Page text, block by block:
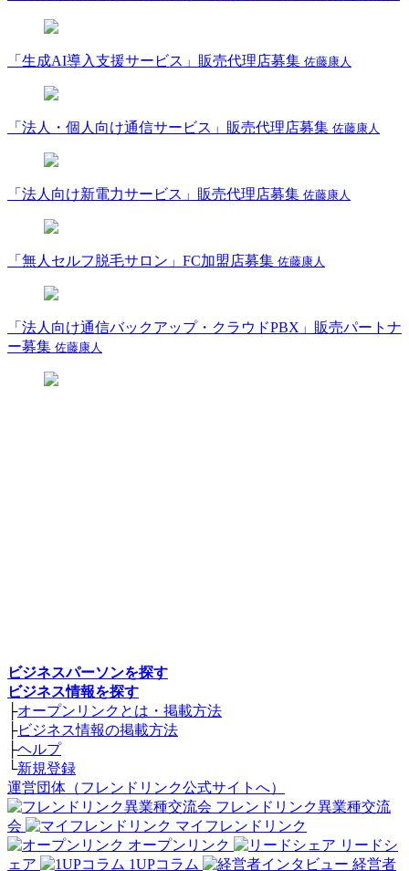
「生成AI導入支援サービス」販売代理店募集 佐藤康人
「法人・個人向け通信サービス」販売代理店募集 佐藤康人
「法人向け新電力サービス」販売代理店募集 佐藤康人
「無人セルフ脱毛サロン」FC加盟店募集 佐藤康人
「法人向け通信バックアップ・クラウドPBX」販売パートナ
ー募集 佐藤康人
ビジネスパーソンを探す
ビジネス情報を探す
├オープンリンクとは・掲載方法
├ビジネス情報の掲載方法
├ヘルプ
└新規登録
運営団体（フレンドリンク公式サイトへ）
フレンドリンク異業種交流
会
マイフレンドリンク
オープンリンク
リードシ
ェア
1UPコラム 経営者